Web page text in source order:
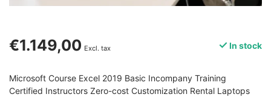
€1.149,00 Excl. tax In stock
Microsoft Course Excel 2019 Basic Incompany Training
Certified Instructors Zero-cost Customization Rental Laptops